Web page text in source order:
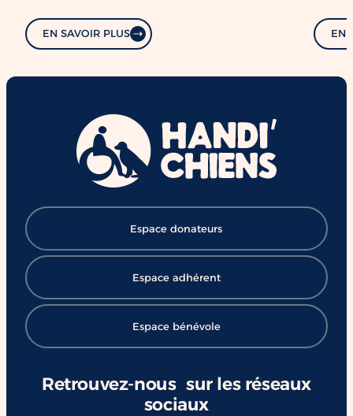
EN SAVOIR PLUS EN
Retrouvez-nous sur les réseaux
sociaux
Espace donateurs
Espace adhérent
Espace bénévole